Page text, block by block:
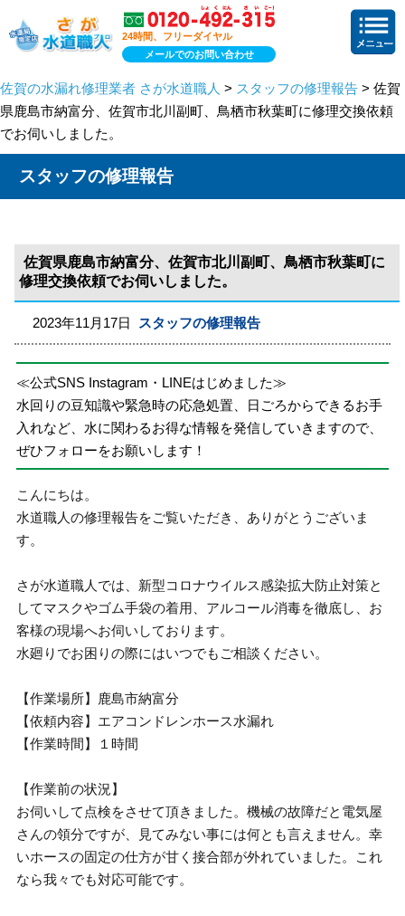
24時間、フリーダイヤル
メールでのお問い合わせ
佐賀の水漏れ修理業者 さが水道職人 > スタッフの修理報告 > 佐賀
県鹿島市納富分、佐賀市北川副町、鳥栖市秋葉町に修理交換依頼
でお伺いしました。
スタッフの修理報告
佐賀県鹿島市納富分、佐賀市北川副町、鳥栖市秋葉町に
修理交換依頼でお伺いしました。
2023年11月17日 スタッフの修理報告
≪公式SNS Instagram・LINEはじめました≫
水回りの豆知識や緊急時の応急処置、日ごろからできるお手
入れなど、水に関わるお得な情報を発信していきますので、
ぜひフォローをお願いします！
こんにちは。
水道職人の修理報告をご覧いただき、ありがとうございま
す。
さが水道職人では、新型コロナウイルス感染拡大防止対策と
してマスクやゴム手袋の着用、アルコール消毒を徹底し、お
客様の現場へお伺いしております。
水廻りでお困りの際にはいつでもご相談ください。
【作業場所】鹿島市納富分
【依頼内容】エアコンドレンホース水漏れ
【作業時間】１時間
【作業前の状況】
お伺いして点検をさせて頂きました。機械の故障だと電気屋
さんの領分ですが、見てみない事には何とも言えません。幸
いホースの固定の仕方が甘く接合部が外れていました。これ
なら我々でも対応可能です。